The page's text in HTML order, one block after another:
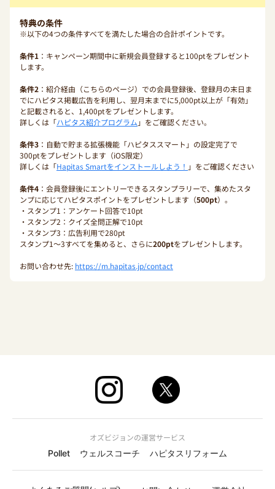
特典の条件
※以下の4つの条件すべてを満たした場合の合計ポイントです。
条件1 ：キャンペーン期間中に新規会員登録すると100ptをプレゼント
します。
条件2 ：紹介経由（こちらのページ）での会員登録後、登録月の末日ま
でにハピタス掲載広告を利用し、翌月末までに5,000pt以上が「有効」
と記載されると、1,400ptをプレゼントします。
詳しくは「ハピタス紹介プログラム 」をご確認ください。
条件3 ：自動で貯まる拡張機能「ハピタススマート」の設定完了で
300ptをプレゼントします（iOS限定）
詳しくは「Hapitas Smartをインストールしよう！ 」をご確認ください
条件4 ：会員登録後にエントリーできるスタンプラリーで、集めたスタ
ンプに応じてハピタスポイントをプレゼントします（500pt）。
・スタンプ1：アンケート回答で10pt
・スタンプ2：クイズ全問正解で10pt
・スタンプ3：広告利用で280pt
スタンプ1〜3すべてを集めると、さらに200ptをプレゼントします。
お問い合わせ先: https://m.hapitas.jp/contact
オズビジョンの運営サービス
Pollet
ウェルスコーチ ハピタスリフォーム